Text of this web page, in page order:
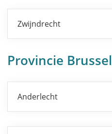
Zwijndrecht
Provincie Brussel
Anderlecht